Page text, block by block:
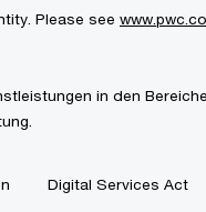
Please see
in den
Digital Services Act